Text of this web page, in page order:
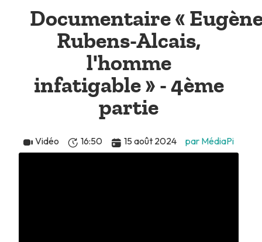
Documentaire «
Rubens-Alcais,
l'homme
infatigable » - 4ème
partie
Vidéo 16:50 15 août 2024 par MédiaPi